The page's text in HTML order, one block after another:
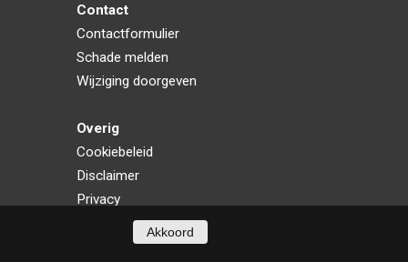
Akkoord
Contact
Contactformulier
Schade melden
Wijziging doorgeven
Overig
Cookiebeleid
Disclaimer
Privacy